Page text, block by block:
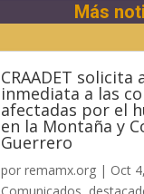
Más
CRAADET solicita
inmediata a las
afectadas por el
en la Montaña y
Guerrero
por remamx.org| Oct